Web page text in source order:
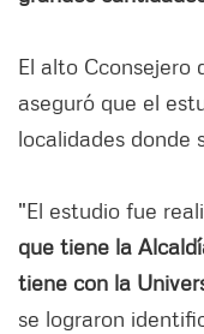
El alto Cconsejero
aseguró que el
localidades donde
"El estudio fue
que tiene la
tiene con la
se lograron